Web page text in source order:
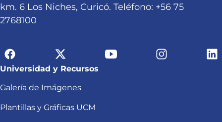
km. 6 Los Niches, Curicó. Teléfono: +56 75
2768100
Universidad y Recursos
Galería de Imágenes
Plantillas y Gráficas UCM